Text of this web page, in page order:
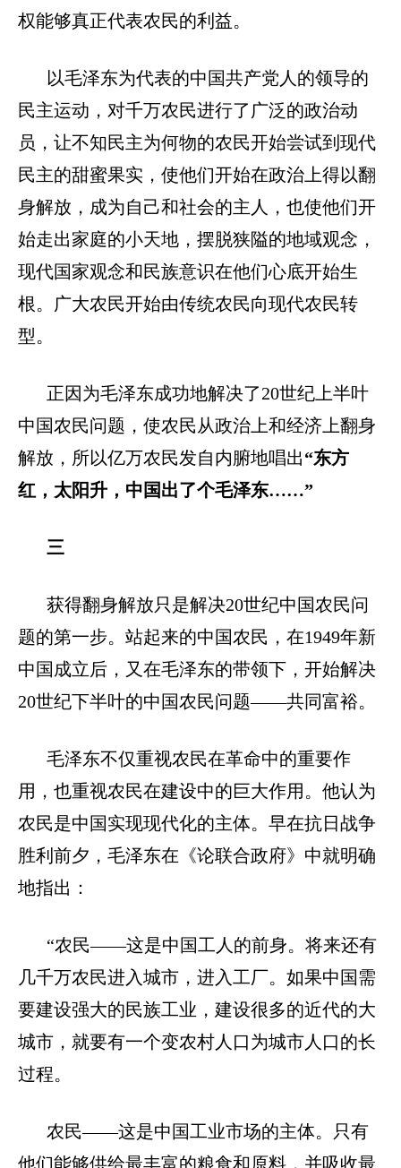
权能够真正代表农民的利益。
以毛泽东为代表的中 国共产党人的领导的
民主运动，对千万农民进行了广泛的政治动
员，让不知民主为何物的农民开始尝试到现代
民主的甜蜜果实，使他们开始在政治上得以翻
身解放，成为自己和社会的主人，也使他们开
始走出家庭的小天地，摆脱狭隘的地域观念，
现代国家观念和民族意识在他们心底开始生
根。广大农民开始由传统农民向现代农民转
型。
正因为毛泽东成功地解决了20世纪上半叶
中国农民问题，使农民从政治上和经济上翻身
解放，所以亿万农民发自内腑地唱出“东方
红，太阳升，中国出了个毛泽东……”
三
获得翻身解放只是解决20世纪中国农民问
题的第一步。站起来的中国农民，在1949年新
中国成立后，又在毛泽东的带领下，开始解决
20世纪下半叶的中国农民问题——共同富裕。
毛泽东不仅重视农民在革命中的重要作
用，也重视农民在建设中的巨大作用。他认为
农民是中国实现现代化的主体。早在抗日战争
胜利前夕，毛泽东在《论联合政府》中就明确
地指出：
“农民——这是中国工人的前身。将来还有
几千万农民进入城市，进入工厂。如果中国需
要建设强大的民族工业，建设很多的近代的大
城市，就要有一个变农村人口为城市人口的长
过程。
农民——这是中国工业市场的主体。只有
他们能够供给最丰富的粮食和原料，并吸收最